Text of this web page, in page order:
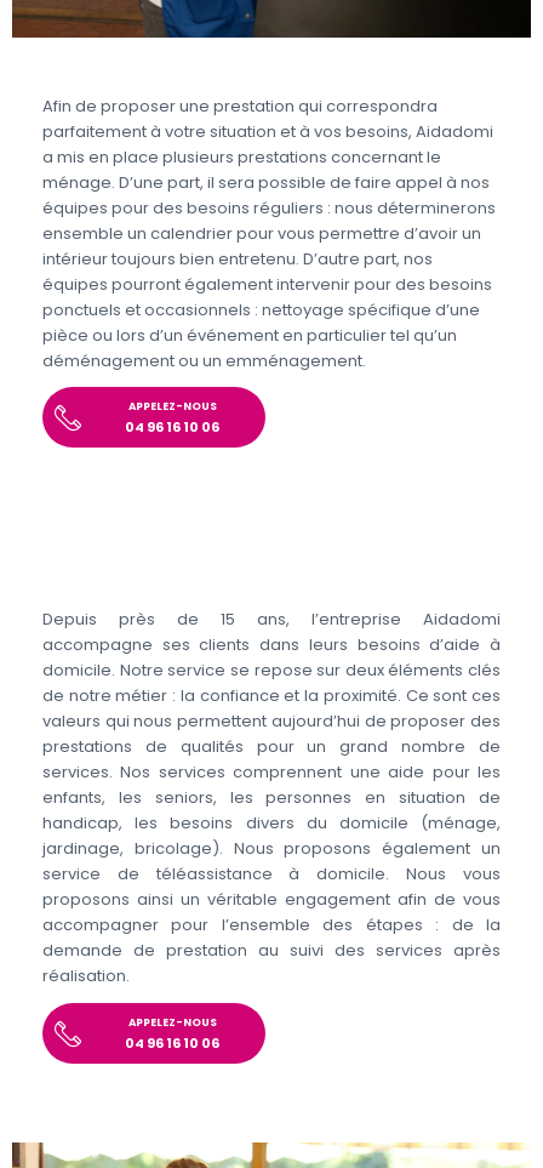
Afin de proposer une prestation qui correspondra
parfaitement à votre situation et à vos besoins, Aidadomi
a mis en place plusieurs prestations concernant le
ménage. D’une part, il sera possible de faire appel à nos
équipes pour des besoins réguliers : nous déterminerons
ensemble un calendrier pour vous permettre d’avoir un
intérieur toujours bien entretenu. D’autre part, nos
équipes pourront également intervenir pour des besoins
ponctuels et occasionnels : nettoyage spécifique d’une
pièce ou lors d’un événement en particulier tel qu’un
déménagement ou un emménagement.
APPELEZ-NOUS
04 96 16 10 06
Depuis près de 15 ans, l’entreprise Aidadomi
accompagne ses clients dans leurs besoins d’aide à
domicile. Notre service se repose sur deux éléments clés
de notre métier : la confiance et la proximité. Ce sont ces
valeurs qui nous permettent aujourd’hui de proposer des
prestations de qualités pour un grand nombre de
services. Nos services comprennent une aide pour les
enfants, les seniors, les personnes en situation de
handicap, les besoins divers du domicile (ménage,
jardinage, bricolage). Nous proposons également un
service de téléassistance à domicile. Nous vous
proposons ainsi un véritable engagement afin de vous
accompagner pour l’ensemble des étapes : de la
demande de prestation au suivi des services après
réalisation.
APPELEZ-NOUS
04 96 16 10 06